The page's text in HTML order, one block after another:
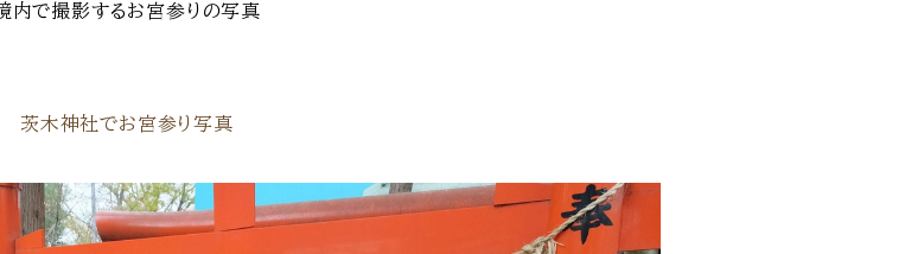
内で撮影するお宮参りの写真
茨木神社でお宮参り写真